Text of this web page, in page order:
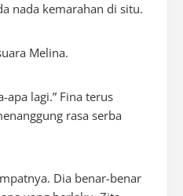
nada kemarahan di situ.
Melina.
apa lagi.” Fina terus
rasa serba
Dia benar-benar